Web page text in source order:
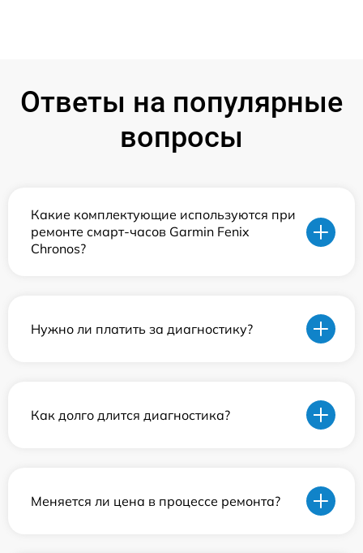
Ответы на популярные
вопросы
Какие комплектующие используются при
ремонте смарт-часов Garmin Fenix
Chronos?
Нужно ли платить за диагностику?
Как долго длится диагностика?
Меняется ли цена в процессе ремонта?